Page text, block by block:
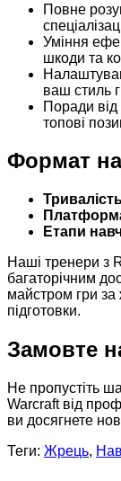
Повне
Уміння
шкоди та
ваш стиль
Поради від
топові
Формат
Етапи
Наші тренери з
багаторічним
майстром гри
підготовки.
Замовте
Не пропустіть
Warcraft від
ви досягнете
Теги: Жрець,